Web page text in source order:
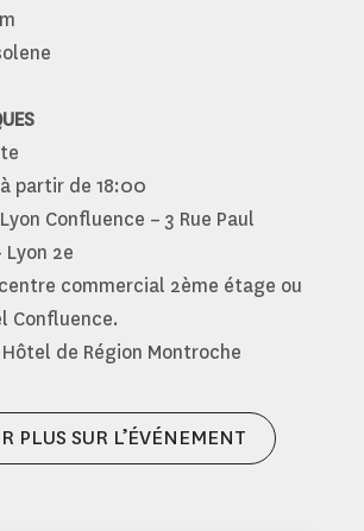
partir de 18:00
Confluence – 3 Rue Paul
2e
commercial 2ème étage ou
Confluence.
Hôtel de Région Montroche
PLUS SUR L’ÉVÉNEMENT